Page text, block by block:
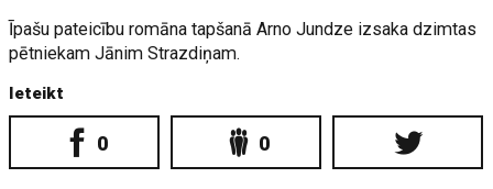
Īpašu pateicību romāna tapšanā Arno Jundze izsaka dzimtas
pētniekam Jānim Strazdiņam.
Ieteikt
0 0